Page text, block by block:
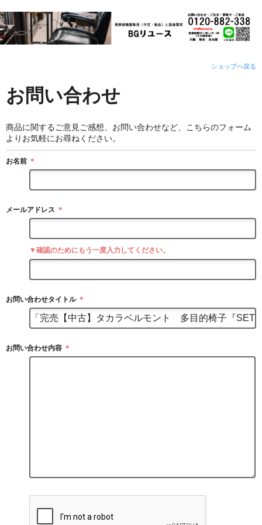
ショップへ戻る
お問い合わせ
商品に関するご意見ご感想、お問い合わせなど、こちらのフォーム
よりお気軽にお尋ねください。
お名前 ＊
メールアドレス ＊
▼確認のためにもう一度入力してください。
お問い合わせタイトル ＊
お問い合わせ内容 ＊